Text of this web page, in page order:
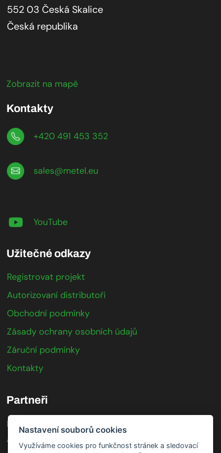
552 03 Česká Skalice
Česká republika
Zobrazit na mapě
Kontakty
+420 491 453 352
sales@metel.eu
YouTube
Užitečné odkazy
Registrovat projekt
Autorizovaní distributoři
Obchodní podmínky
Zásady ochrany osobních údajů
Záruční podmínky
Kontakty
Partneři
IFTER
Axis Communications
Nastavení souborů cookies
Využíváme cookies pro funkčnost stránek a sledovací